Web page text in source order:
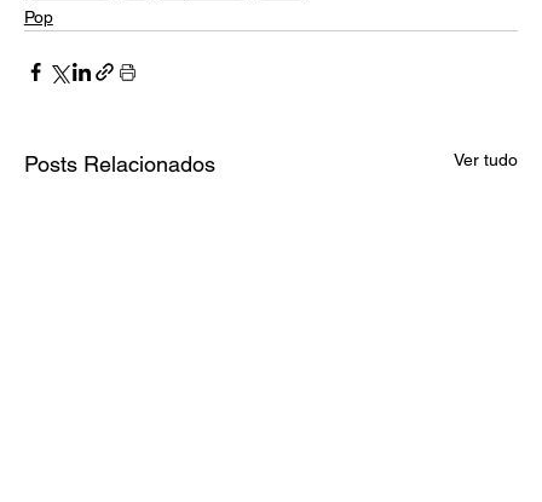
Pop
Posts Relacionados Ver tudo